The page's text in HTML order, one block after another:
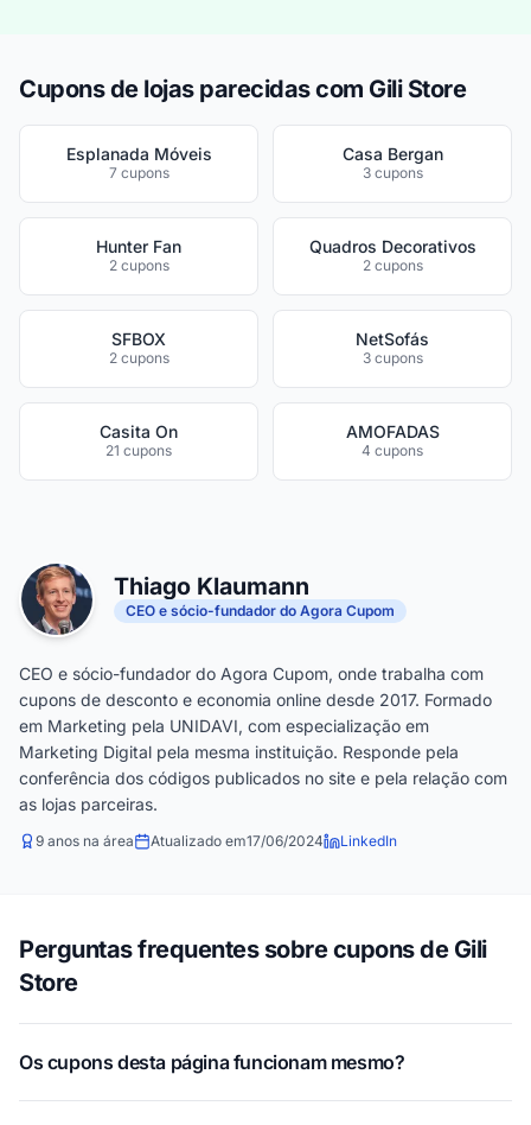
Cupons de lojas parecidas com Gili Store
Esplanada Móveis
7 cupons
Casa Bergan
3 cupons
Hunter Fan
2 cupons
Quadros Decorativos
2 cupons
SFBOX
2 cupons
NetSofás
3 cupons
Casita On
21 cupons
AMOFADAS
4 cupons
Thiago Klaumann
CEO e sócio-fundador do Agora Cupom
CEO e sócio-fundador do Agora Cupom, onde trabalha com
cupons de desconto e economia online desde 2017. Formado
em Marketing pela UNIDAVI, com especialização em
Marketing Digital pela mesma instituição. Responde pela
conferência dos códigos publicados no site e pela relação com
as lojas parceiras.
9 anos na área Atualizado em17/06/2024 LinkedIn
Perguntas frequentes sobre cupons de Gili
Store
Os cupons desta página funcionam mesmo?